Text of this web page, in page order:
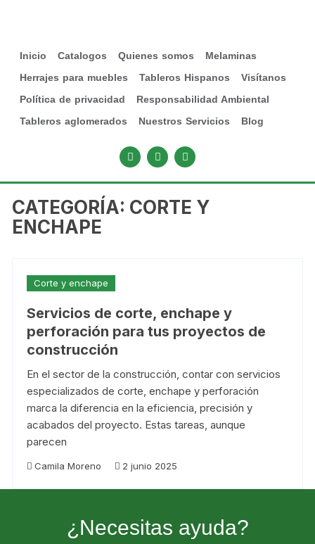
Inicio Catalogos Quienes somos
Melaminas
Herrajes para muebles
Tableros Hispanos
Visítanos
Política de privacidad
Responsabilidad Ambiental
Tableros aglomerados
Nuestros Servicios Blog
CATEGORÍA: CORTE Y
ENCHAPE
Corte y enchape
Servicios de corte, enchape y
perforación para tus proyectos de
construcción
En el sector de la construcción, contar con servicios
especializados de corte, enchape y perforación
marca la diferencia en la eficiencia, precisión y
acabados del proyecto. Estas tareas, aunque
parecen
Camila Moreno 2 junio 2025
¿Necesitas ayuda?